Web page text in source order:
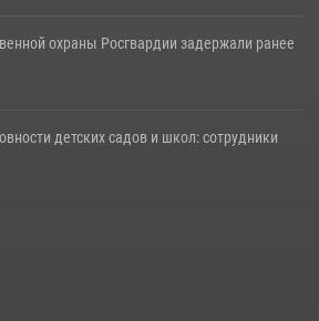
охраны Росгвардии задержали ранее
детских садов и школ: сотрудники